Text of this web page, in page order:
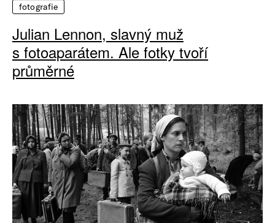
fotografie
Julian Lennon, slavný muž
s fotoaparátem. Ale fotky tvoří
průměrné